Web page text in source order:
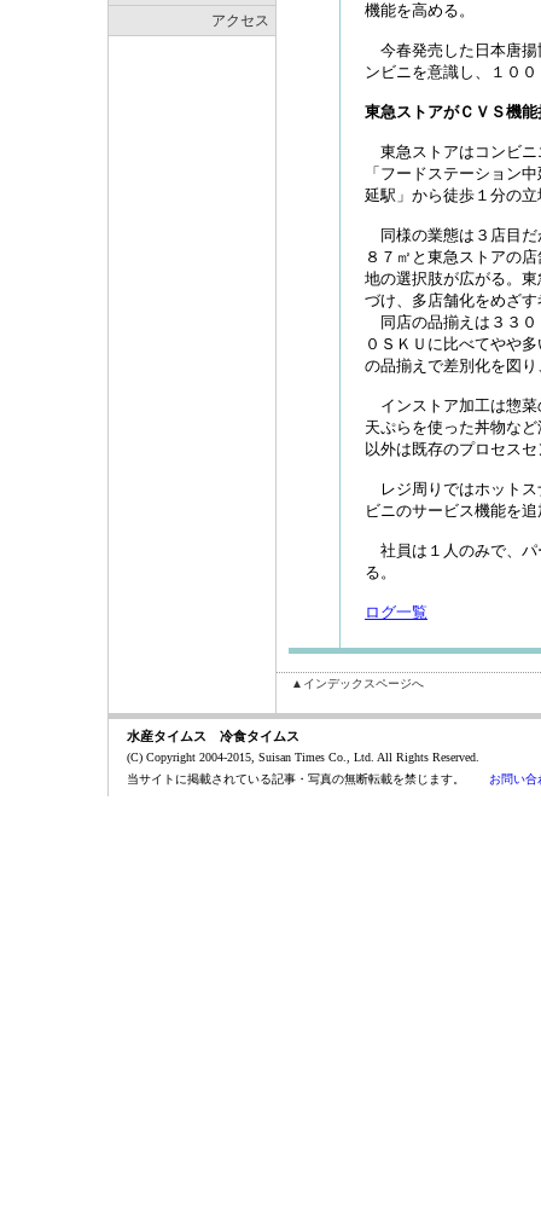
アクセス
機能を高める。
今春発売した日本唐揚
ンビニを意識し、１０
東急ストアがＣＶＳ機
東急ストアはコンビニ
「フードステーション
延駅」から徒歩１分の
同様の業態は３店目だ
８７㎡と東急ストアの
地の選択肢が広がる。
づけ、多店舗化をめざす
同店の品揃えは３３０
０ＳＫＵに比べてやや
の品揃えで差別化を図
インストア加工は惣菜
天ぷらを使った丼物な
以外は既存のプロセス
レジ周りではホットス
ビニのサービス機能を
社員は１人のみで、パ
る。
ログ一覧
▲インデックスページへ
水産タイムス 冷食タイムス
(C) Copyright 2004-2015, Suisan Times Co., Ltd. All Rights Reserved.
当サイトに掲載されている記事・写真の無断転載を禁じます。 お問い合